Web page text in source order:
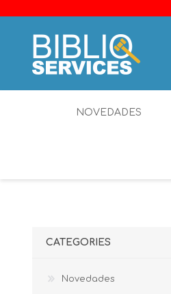
NOVEDADES
CATEGORIES
Novedades